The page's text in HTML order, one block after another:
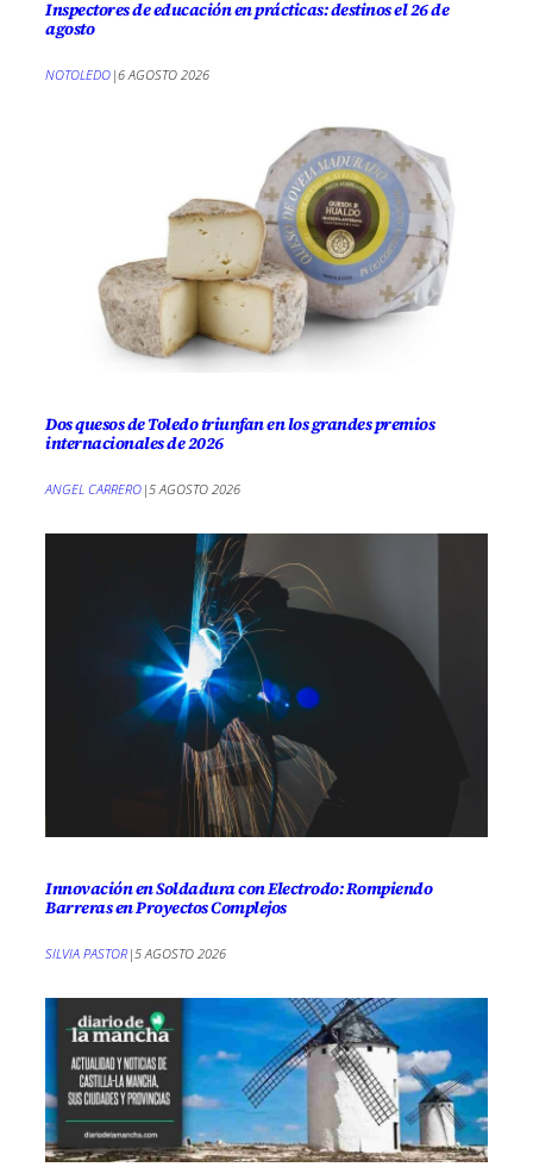
Inspectores de educación en prácticas: destinos el 26 de
agosto
NOTOLEDO |6 AGOSTO 2026
Dos quesos de Toledo triunfan en los grandes premios
internacionales de 2026
ANGEL CARRERO | 5 AGOSTO 2026
Innovación en Soldadura con Electrodo: Rompiendo
Barreras en Proyectos Complejos
SILVIA PASTOR|5 AGOSTO 2026